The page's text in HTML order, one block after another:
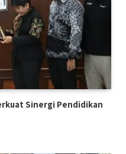
Sinergi Pendidikan